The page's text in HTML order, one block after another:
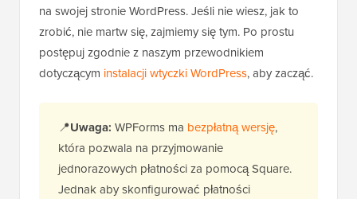
na swojej stronie WordPress. Jeśli nie wiesz, jak to
zrobić, nie martw się, zajmiemy się tym. Po prostu
postępuj zgodnie z naszym przewodnikiem
dotyczącym instalacji wtyczki WordPress, aby zacząć.
📍Uwaga: WPForms ma bezpłatną wersję,
która pozwala na przyjmowanie
jednorazowych płatności za pomocą Square.
Jednak aby skonfigurować płatności